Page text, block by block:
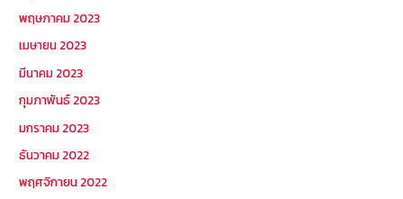
พฤษภาคม 2023
เมษายน 2023
มีนาคม 2023
กุมภาพันธ์ 2023
มกราคม 2023
ธันวาคม 2022
พฤศจิกายน 2022